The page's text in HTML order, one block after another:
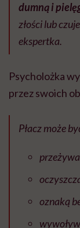
dumną i
złości lub
ekspertka.
Psycholożka
przez swoich
Płacz może
oznaką